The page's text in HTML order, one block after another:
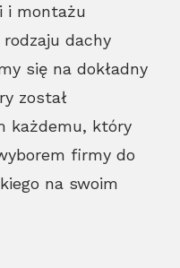
i montażu
dachy
się na dokładny
został
każdemu, który
firmy do
na swoim